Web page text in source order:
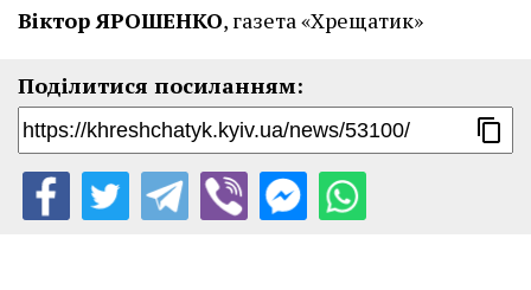
Віктор ЯРОШЕНКО, газета «Хрещатик»